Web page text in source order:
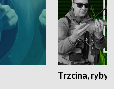
Trzcina, ryby